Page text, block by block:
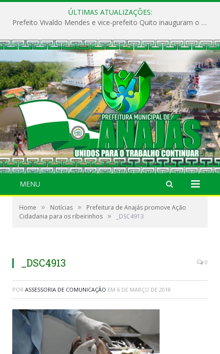
ÚLTIMAS ATUALIZAÇÕES:
Prefeito Vivaldo Mendes e vice-prefeito Quito inauguram o CAPS e fortalecem a saúde pública em Anajás.
MENU
Home » Notícias »
Prefeitura de Anajás promove Ação
Cidadania para os ribeirinhos » _DSC4913
_DSC4913 0
POR ASSESSORIA DE COMUNICAÇÃO EM 6 DE MARÇO DE 2018